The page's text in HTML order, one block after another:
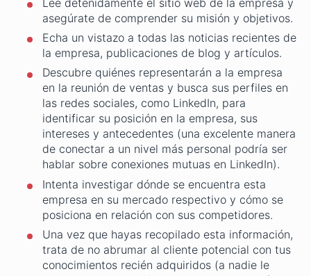
asegúrate de comprender su misión y objetivos.
Echa un vistazo a todas las noticias recientes de
la empresa, publicaciones de blog y artículos.
Descubre quiénes representarán a la empresa
en la reunión de ventas y busca sus perfiles en
las redes sociales, como LinkedIn, para
identificar su posición en la empresa, sus
intereses y antecedentes (una excelente manera
de conectar a un nivel más personal podría ser
hablar sobre conexiones mutuas en LinkedIn).
Intenta investigar dónde se encuentra esta
empresa en su mercado respectivo y cómo se
posiciona en relación con sus competidores.
Una vez que hayas recopilado esta información,
trata de no abrumar al cliente potencial con tus
conocimientos recién adquiridos (a nadie le